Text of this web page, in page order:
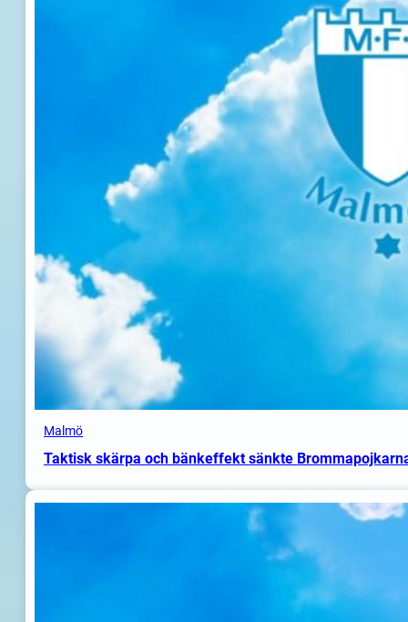
Malmö
Taktisk skärpa och bänkeffekt sänkte